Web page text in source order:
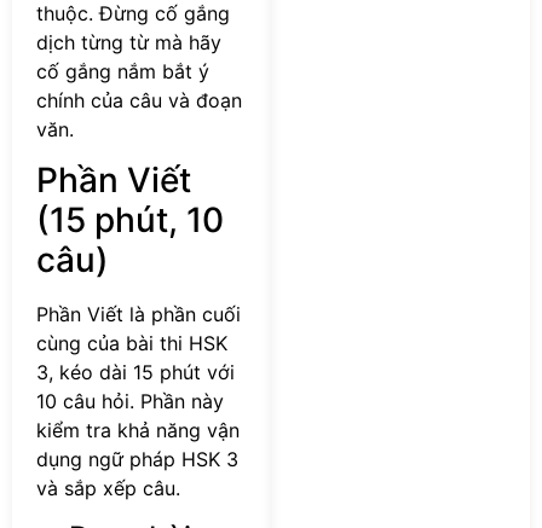
thuộc. Đừng cố gắng
dịch từng từ mà hãy
cố gắng nắm bắt ý
chính của câu và đoạn
văn.
Phần Viết
(15 phút, 10
câu)
Phần Viết là phần cuối
cùng của bài thi HSK
3, kéo dài 15 phút với
10 câu hỏi. Phần này
kiểm tra khả năng vận
dụng ngữ pháp HSK 3
và sắp xếp câu.